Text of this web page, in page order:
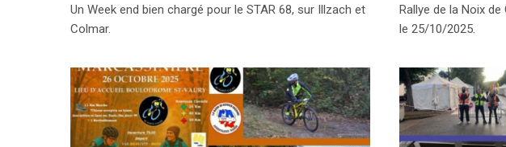
Un Week end bien chargé pour le STAR 68, sur Illzach et
Colmar.
Rallye de la Noix
le 25/10/2025.